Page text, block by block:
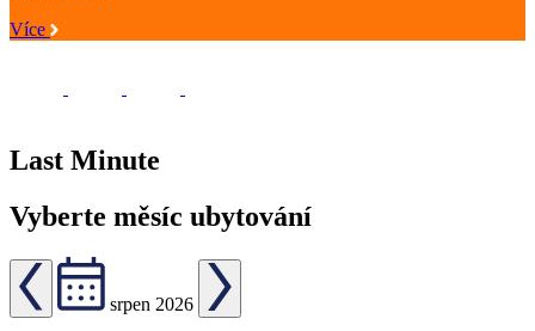
Více
Last Minute
Vyberte měsíc ubytování
srpen 2026